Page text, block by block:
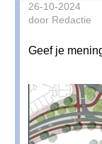
26-10-2024
door Redactie
Geef je